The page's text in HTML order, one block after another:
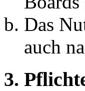
Das
auch
3.